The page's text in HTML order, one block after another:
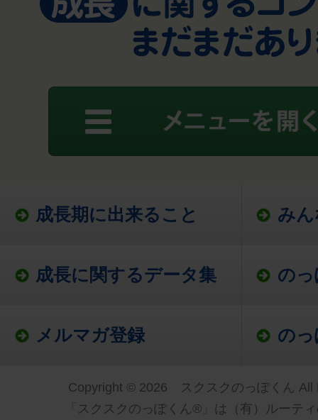
成長期に出来ること み
成長に関するデータ集 の
メルマガ登録 の
Copyright © 2026 スクスクのっぽくん All
「スクスクのっぽくん®」は（有）ルーテ